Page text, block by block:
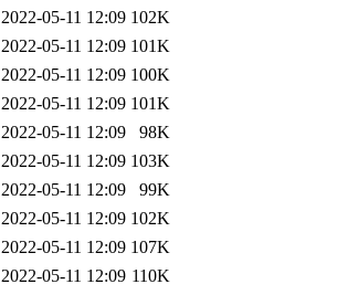
2022-05-11 12:09 102K
2022-05-11 12:09 101K
2022-05-11 12:09 100K
2022-05-11 12:09 101K
2022-05-11 12:09
98K
2022-05-11 12:09 103K
2022-05-11 12:09
99K
2022-05-11 12:09 102K
2022-05-11 12:09 107K
2022-05-11 12:09 110K